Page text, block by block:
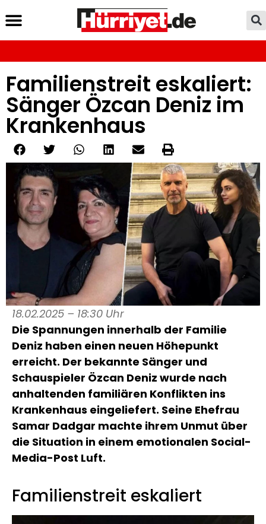
Familienstreit eskaliert:
Sänger Özcan Deniz im
Krankenhaus
18.02.2025 – 18:30 Uhr
Die Spannungen innerhalb der Familie
Deniz haben einen neuen Höhepunkt
erreicht. Der bekannte Sänger und
Schauspieler Özcan Deniz wurde nach
anhaltenden familiären Konflikten ins
Krankenhaus eingeliefert. Seine Ehefrau
Samar Dadgar machte ihrem Unmut über
die Situation in einem emotionalen Social-
Media-Post Luft.
Familienstreit eskaliert